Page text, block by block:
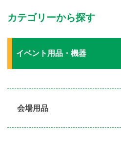
カテゴリーから探す
イベント用品・機器
会場用品